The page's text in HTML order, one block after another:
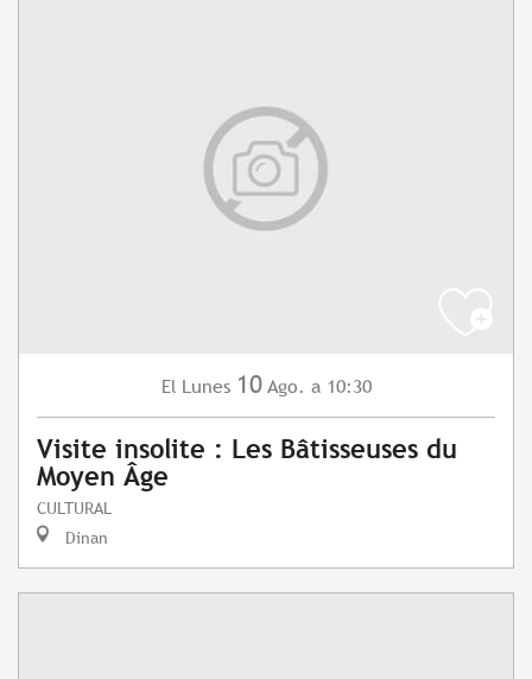
El Lunes 10 Ago. a 10:30
Visite insolite : Les Bâtisseuses du
Moyen Âge
CULTURAL
Dinan